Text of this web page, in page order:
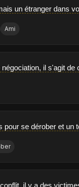
un étranger dans
Ami
il s'agit
pour se dérober et un